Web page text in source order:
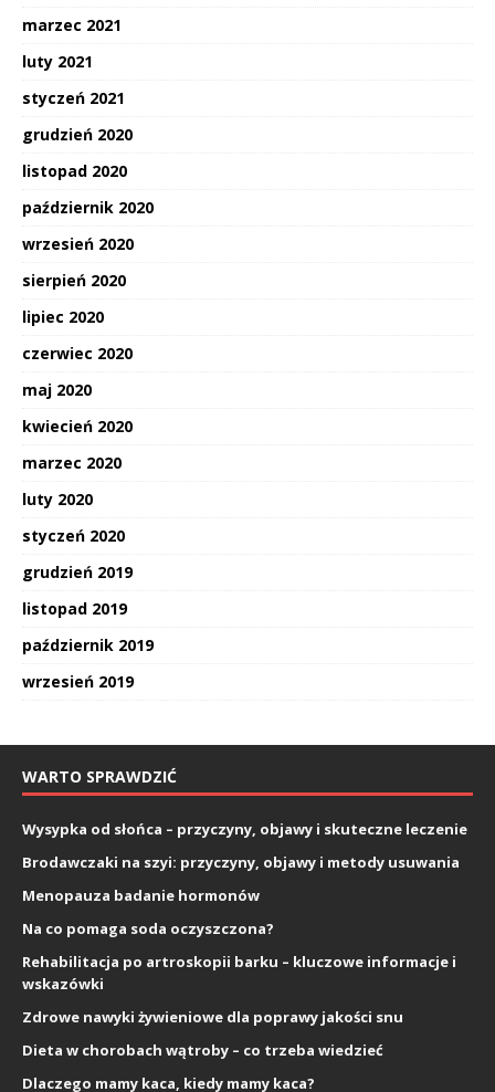
marzec 2021
luty 2021
styczeń 2021
grudzień 2020
listopad 2020
październik 2020
wrzesień 2020
sierpień 2020
lipiec 2020
czerwiec 2020
maj 2020
kwiecień 2020
marzec 2020
luty 2020
styczeń 2020
grudzień 2019
listopad 2019
październik 2019
wrzesień 2019
WARTO SPRAWDZIĆ
Wysypka od słońca – przyczyny, objawy i skuteczne leczenie
Brodawczaki na szyi: przyczyny, objawy i metody usuwania
Menopauza badanie hormonów
Na co pomaga soda oczyszczona?
Rehabilitacja po artroskopii barku – kluczowe informacje i
wskazówki
Zdrowe nawyki żywieniowe dla poprawy jakości snu
Dieta w chorobach wątroby – co trzeba wiedzieć
Dlaczego mamy kaca, kiedy mamy kaca?